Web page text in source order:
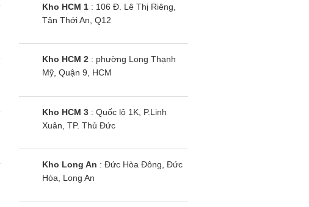
Kho HCM 1: 106 Đ. Lê Thị Riêng,
Tân Thới An, Q12
Kho HCM 2: phường Long Thạnh
Mỹ, Quận 9, HCM
Kho HCM 3: Quốc lộ 1K, P.Linh
Xuân, TP. Thủ Đức
Kho Long An : Đức Hòa Đông, Đức
Hòa, Long An